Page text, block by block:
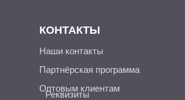
КОНТАКТЫ
Наши контакты
Партнёрская программа
Оптовым клиентам
Реквизиты